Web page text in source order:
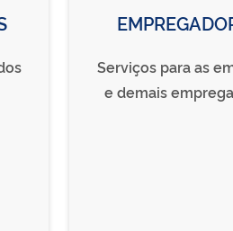
Serviços para as
e demais